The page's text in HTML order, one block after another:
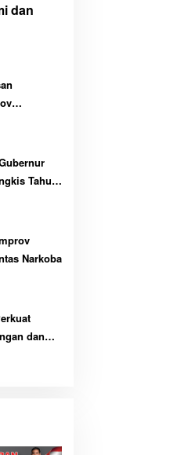
dan
Tahun
Narkoba
dan